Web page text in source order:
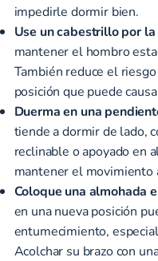
impedirle dormir bien.
Use un cabestrillo por la
mantener el hombro
También reduce el
posición que puede
Duerma en una
tiende a dormir de lado,
reclinable o apoyado en
mantener el movimiento
Coloque una almohada
en una nueva posición
entumecimiento,
Acolchar su brazo con